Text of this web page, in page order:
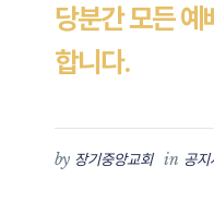
당분간 모든 예
합니다.
by 장기중앙교회 in 공지